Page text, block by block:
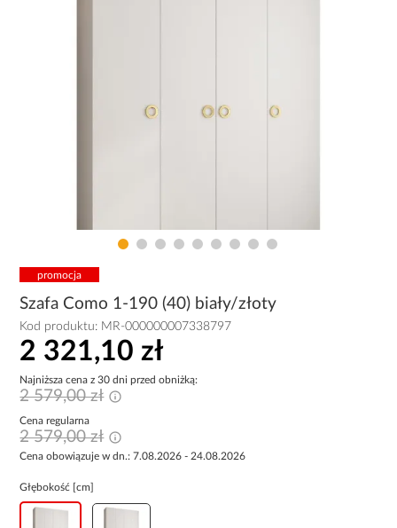
promocja
Szafa Como 1-190 (40) biały/złoty
Kod produktu: MR-000000007338797
2 321,10 zł
Najniższa cena z 30 dni przed obniżką:
2 579,00 zł
Cena regularna
2 579,00 zł
Cena obowiązuje w dn.: 7.08.2026 - 24.08.2026
Głębokość [cm]